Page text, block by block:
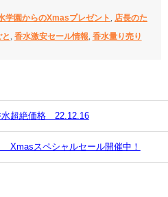
学園からのXmasプレゼント, 店長のた
, 香水激安セール情報, 香水量り売り
超絶価格 22.12.16
スペシャルセール開催中！